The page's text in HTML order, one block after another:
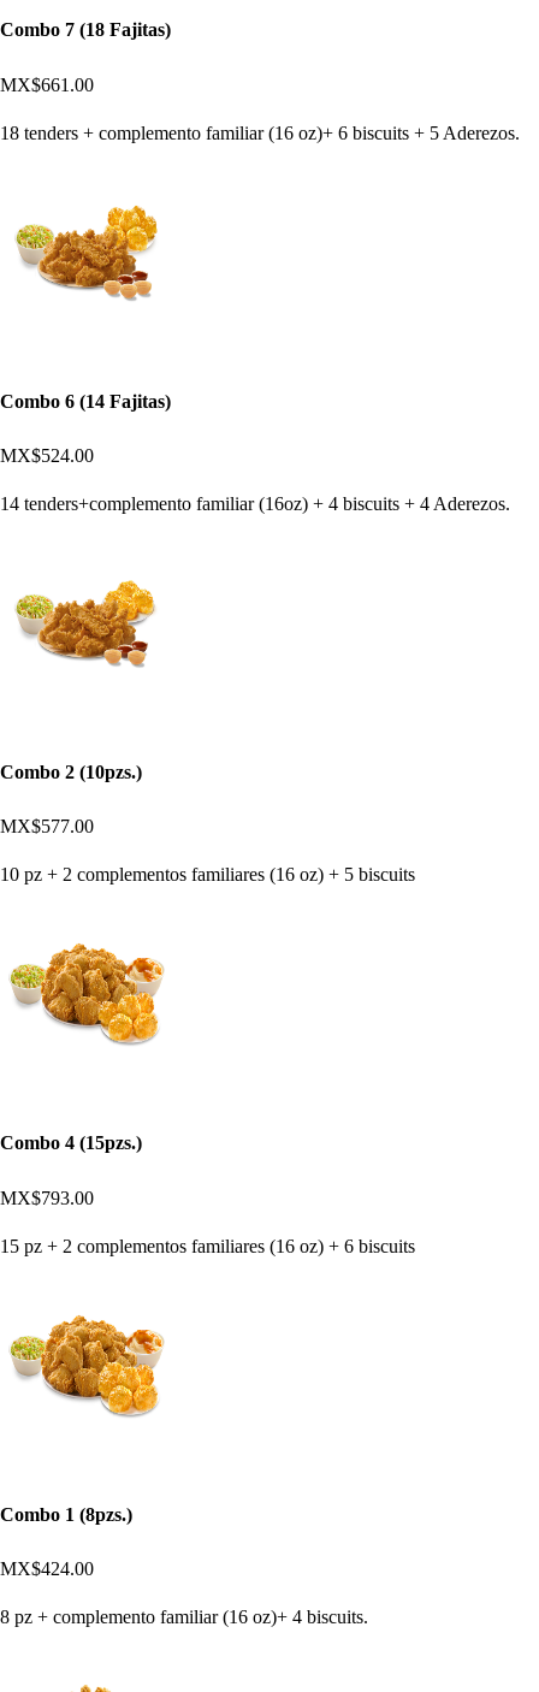
Combo 7 (18 Fajitas)
MX$661.00
18 tenders + complemento familiar (16 oz)+ 6 biscuits + 5 Aderezos.
Combo 6 (14 Fajitas)
MX$524.00
14 tenders+complemento familiar (16oz) + 4 biscuits + 4 Aderezos.
Combo 2 (10pzs.)
MX$577.00
10 pz + 2 complementos familiares (16 oz) + 5 biscuits
Combo 4 (15pzs.)
MX$793.00
15 pz + 2 complementos familiares (16 oz) + 6 biscuits
Combo 1 (8pzs.)
MX$424.00
8 pz + complemento familiar (16 oz)+ 4 biscuits.